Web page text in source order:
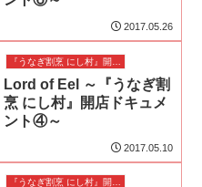
2017.05.26
Lord of Eel ～『うなぎ割
烹 にし村』開店ドキュメ
ント④～
2017.05.10
『うなぎ割烹 にし村』開店ドキュメント